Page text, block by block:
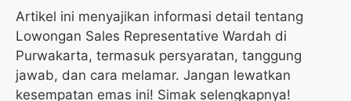
Artikel ini menyajikan informasi detail tentang
Lowongan Sales Representative Wardah di
Purwakarta, termasuk persyaratan, tanggung
jawab, dan cara melamar. Jangan lewatkan
kesempatan emas ini! Simak selengkapnya!